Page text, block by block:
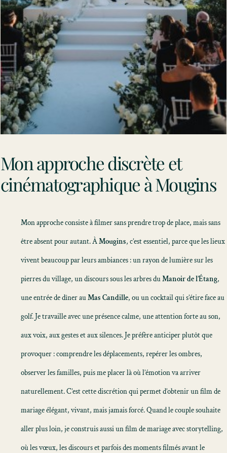
Mon approche discrète et
cinématographique à Mougins
Mon approche consiste à filmer sans prendre trop de place, mais sans
être absent pour autant. ÀMougins, c’est essentiel, parce que les lieux
vivent beaucoup par leurs ambiances : un rayon de lumière sur les
pierres du village, un discours sous les arbres duManoir de l’Étang,
une entrée de dîner auMas Candille, ou un cocktail qui s’étire face au
golf. Je travaille avec une présence calme, une attention forte au son,
aux voix, aux gestes et aux silences. Je préfère anticiper plutôt que
provoquer : comprendre les déplacements, repérer les ombres,
observer les familles, puis me placer là où l’émotion va arriver
naturellement. C’est cette discrétion qui permet d’obtenir unfilm de
mariageélégant, vivant, mais jamais forcé. Quand le couple souhaite
aller plus loin, je construis aussi unfilm de mariage avec storytelling,
où les vœux, les discours et parfois des moments filmés avant le